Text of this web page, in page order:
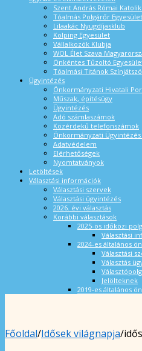
Szent András Római
Tóalmás Polgárőr Egyesület
Lilaakác Nyugdíjasklub
Kolping Egyesület
Vállalkozók Klubja
WOL Élet Szava
Önkéntes Tűzoltó
Tóalmási Titánok
Ügyintézés
Önkormányzati Hivatali
Műszak, építésügy
Ügyintézés
Adó számlaszámok
Közérdekű telefonszámok
Önkormányzati
Adatvédelem
Elérhetőségek
Nyomtatványok
Letöltések
Választási információk
Választási szervek
Választási ügyintézés
2026. évi választás
Korábbi választások
2025-ös időközi
Választási
2024-es általános
Választási
Választás
Jelölteknek
2019-es általános
Főoldal/Idősek világnapja/